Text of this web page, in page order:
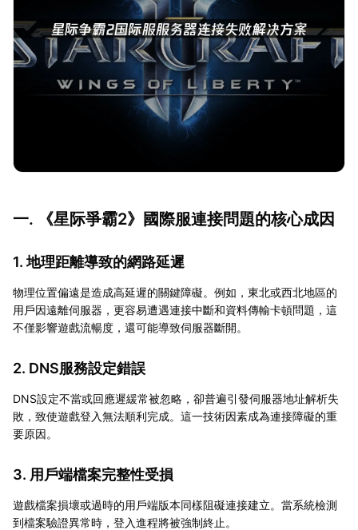
一. 《星际爭霸2》國際服連接問題的核心成因
1. 地理距離導致的網路延遲
物理位置偏遠是造成高延遲的關鍵障礙。例如，東北或西北地區的
用戶因遠離伺服器，更容易遭遇連接中斷和資料傳輸卡頓問題，這
不僅影響遊戲流暢度，還可能導致伺服器斷開。
2. DNS服務設定錯誤
DNS設定不當或回應遲緩常被忽略，卻普遍引發伺服器地址解析失
敗，致使遊戲登入無法順利完成。這一技術因素成為連接障礙的重
要原因。
3. 用戶端檔案完整性受損
遊戲檔案損壞或過時的用戶端版本同樣阻礙連接建立。當系統檢測
到檔案驗證異常時，登入進程將被強制終止。